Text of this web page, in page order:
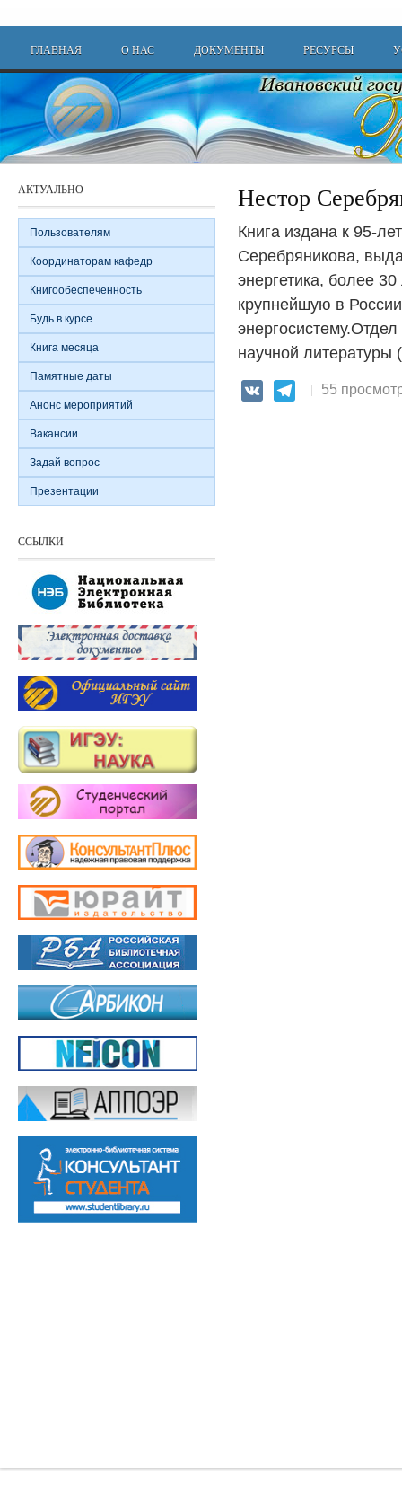
Main menu
ГЛАВНАЯ О НАС ДОКУМЕНТЫ РЕСУРСЫ
Нестор
Книга издана к 95-
Серебряникова,
энергетика, более
крупнейшую в
научной литературы
VK Telegram
55
АКТУАЛЬНО
Пользователям
Координаторам кафедр
Книгообеспеченность
Будь в курсе
Книга месяца
Памятные даты
Анонс мероприятий
Вакансии
Задай вопрос
Презентации
ССЫЛКИ